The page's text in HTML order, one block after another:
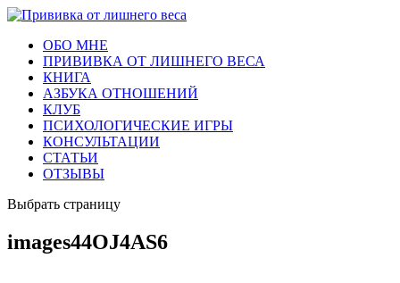
ОБО МНЕ
ПРИВИВКА ОТ ЛИШНЕГО ВЕСА
КНИГА
АЗБУКА ОТНОШЕНИЙ
КЛУБ
ПСИХОЛОГИЧЕСКИЕ ИГРЫ
КОНСУЛЬТАЦИИ
СТАТЬИ
ОТЗЫВЫ
Выбрать страницу
images44OJ4AS6